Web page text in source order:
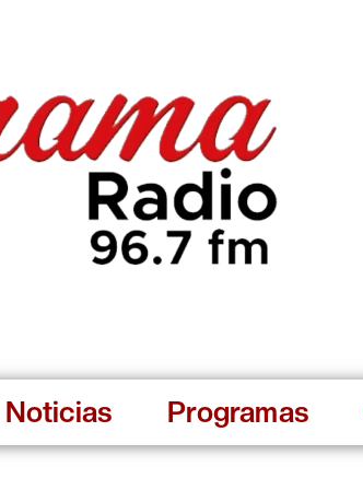
Noticias Programas